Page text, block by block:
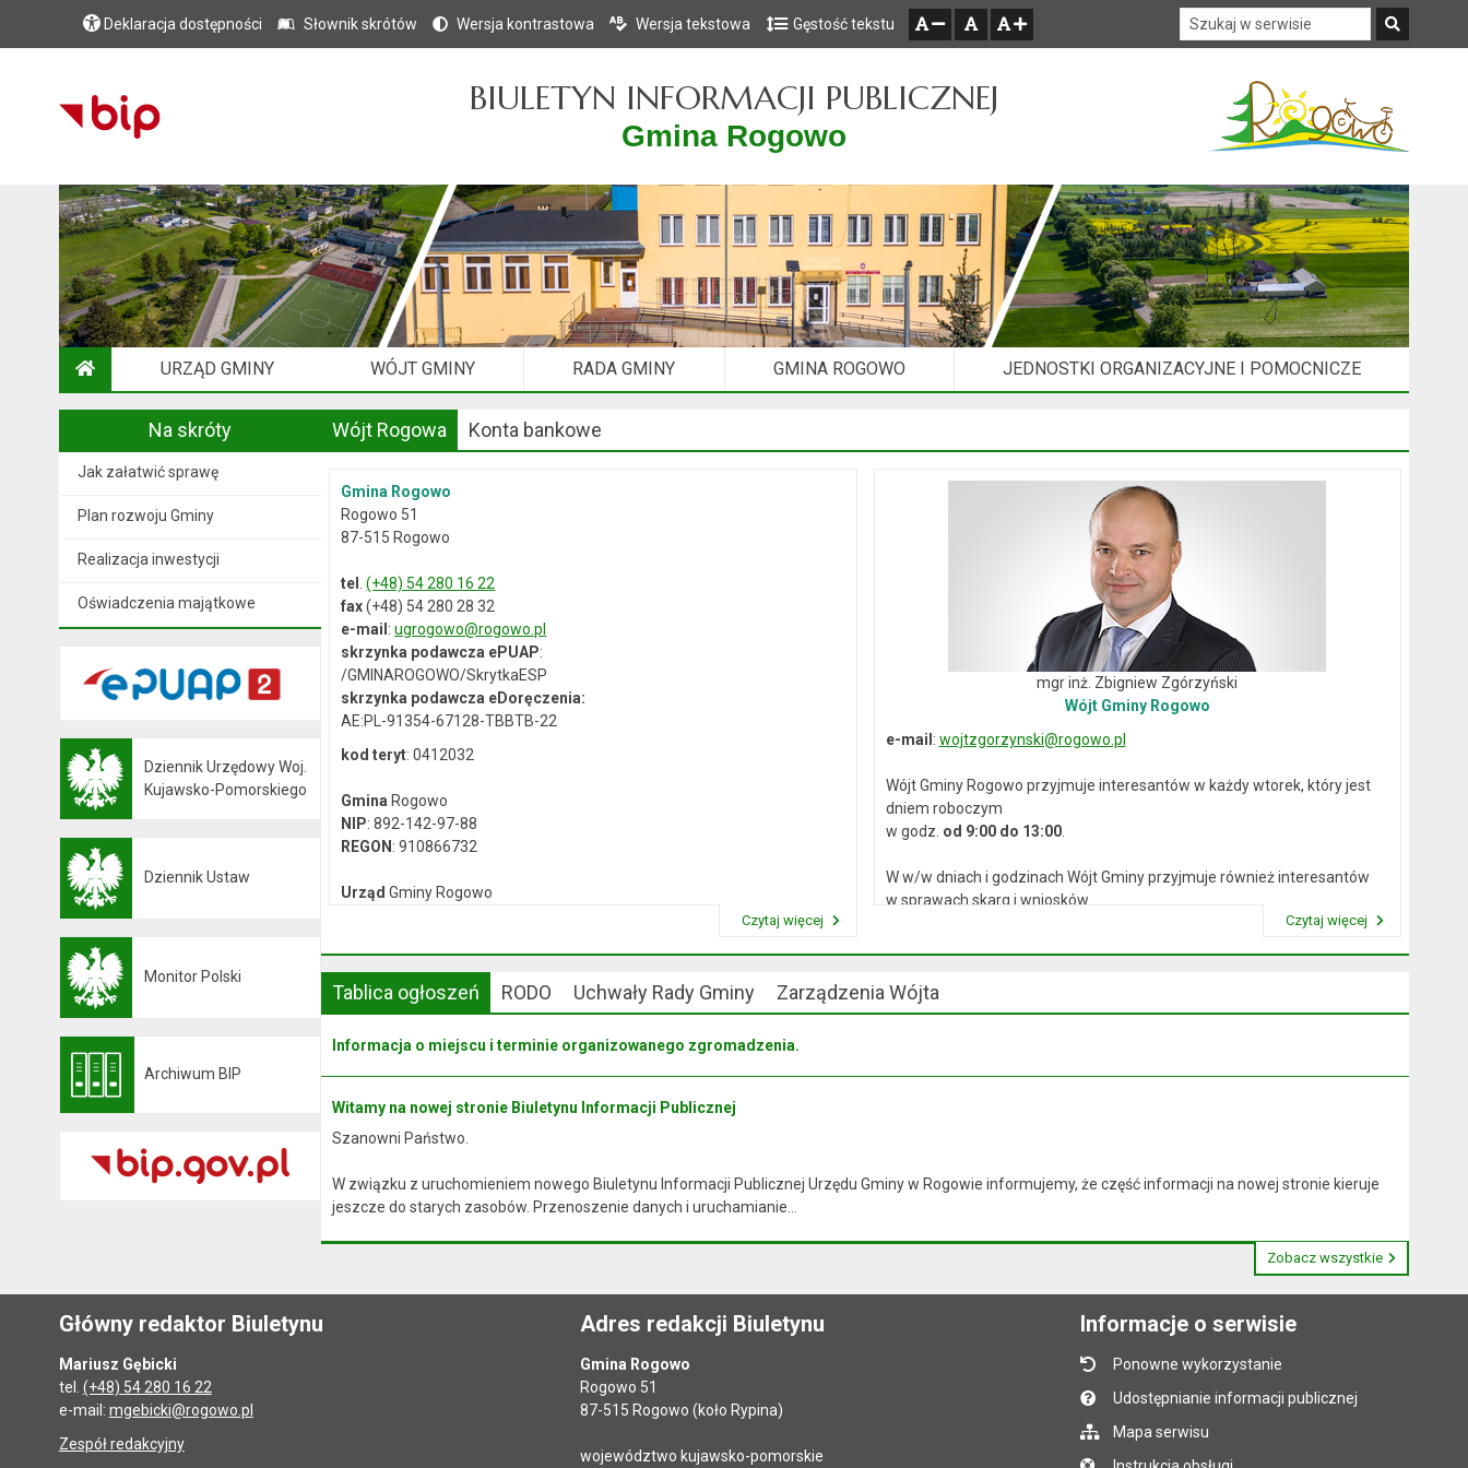
Przejdź do głównego menu
Przejdź do treści
Przejdź do mapy serwisu
Deklaracja dostępności Słownik skrótów Wersja kontrastowa Wersja tekstowa Gęstość tekstu
BIULETYN INFORMACJI PUBLICZNEJ
Gmina Rogowo
URZĄD GMINY WÓJT GMINY RADA GMINY GMINA ROGOWO JEDNOSTKI ORGANIZACYJNE I POMOCNICZE
Na skróty
Jak załatwić sprawę
Plan rozwoju Gminy
Realizacja inwestycji
Oświadczenia majątkowe
Dziennik Urzędowy Woj.
Kujawsko-Pomorskiego
Dziennik Ustaw
Monitor Polski
Archiwum BIP
Wójt Rogowa Konta bankowe
Gmina Rogowo
Rogowo 51
87-515 Rogowo
tel .(+48) 54 280 16 22
fax(+48) 54 280 28 32
e-mail :ugrogowo@rogowo.pl
skrzynka podawcza ePUAP:
/GMINAROGOWO/SkrytkaESP
skrzynka podawcza eDoręczenia:
AE:PL-91354-67128-TBBTB-22
kod teryt: 0412032
Gmina Rogowo
NIP: 892-142-97-88
REGON : 910866732
Urząd Gminy Rogowo
Czytaj więcej
mgr inż. Zbigniew Zgórzyński
Wójt Gminy Rogowo
e-mail : wojtzgorzynski@rogowo.pl
Wójt Gminy Rogowo przyjmuje interesantów w każdy wtorek, który jest
dniem roboczym
w godz. od 9:00 do 13:00.
W w/w dniach i godzinach Wójt Gminy przyjmuje również interesantów
w sprawach skarg i wniosków.
Czytaj więcej
Tablica ogłoszeń RODO Uchwały Rady Gminy Zarządzenia Wójta
Informacja o miejscu i terminie organizowanego zgromadzenia.
Witamy na nowej stronie Biuletynu Informacji Publicznej
Szanowni Państwo.
W związku z uruchomieniem nowego Biuletynu Informacji Publicznej Urzędu Gminy w Rogowie informujemy, że część informacji na nowej stronie kieruje
jeszcze do starych zasobów. Przenoszenie danych i uruchamianie...
Zobacz wszystkie
Główny redaktor Biuletynu
Mariusz Gębicki
tel. (+48) 54 280 16 22
e-mail: mgebicki@rogowo.pl
Zespół redakcyjny
Adres redakcji Biuletynu
Gmina Rogowo
Rogowo 51
87-515 Rogowo (koło Rypina)
województwo kujawsko-pomorskie
Informacje o serwisie
Ponowne wykorzystanie
Udostępnianie informacji publicznej
Mapa serwisu